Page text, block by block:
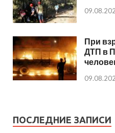
При
ДТП в
ПОСЛЕДНИЕ ЗАПИСИ